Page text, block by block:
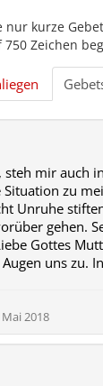
nur kurze
Zeichen
steh mir auch
Situation zu
Unruhe
gehen.
Gottes
uns zu.
2018